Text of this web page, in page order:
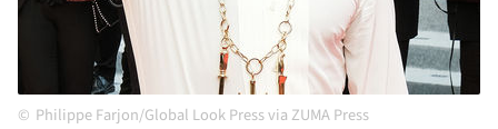
Philippe Farjon/Global Look Press via ZUMA Press